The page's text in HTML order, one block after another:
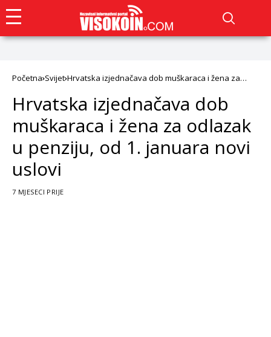
Početna Svijet Hrvatska izjednačava dob muškaraca i žena za
Hrvatska izjednačava dob
muškaraca i žena za odlazak
u penziju, od 1. januara novi
uslovi
7 MJESECI PRIJE